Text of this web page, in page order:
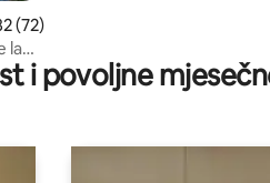
ocjena: 4,82/5, recenzija: 72
(72)
i povoljne